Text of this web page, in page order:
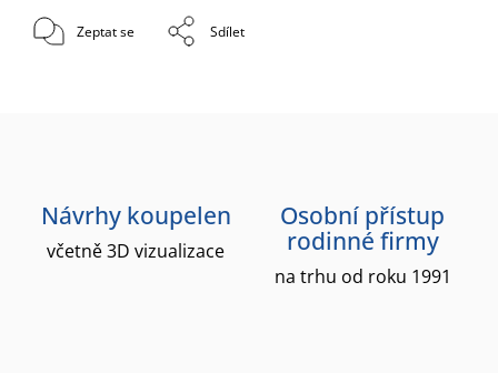
Zeptat se Sdílet
Návrhy koupelen
včetně 3D vizualizace
Osobní přístup
rodinné firmy
na trhu od roku 1991